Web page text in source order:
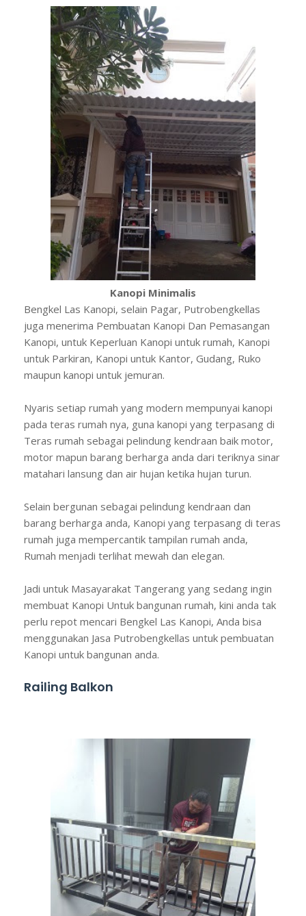
Kanopi Minimalis
Bengkel Las Kanopi, selain Pagar, Putrobengkellas
juga menerima Pembuatan Kanopi Dan Pemasangan
Kanopi, untuk Keperluan Kanopi untuk rumah, Kanopi
untuk Parkiran, Kanopi untuk Kantor, Gudang, Ruko
maupun kanopi untuk jemuran.
Nyaris setiap rumah yang modern mempunyai kanopi
pada teras rumah nya, guna kanopi yang terpasang di
Teras rumah sebagai pelindung kendraan baik motor,
motor mapun barang berharga anda dari teriknya sinar
matahari lansung dan air hujan ketika hujan turun.
Selain bergunan sebagai pelindung kendraan dan
barang berharga anda, Kanopi yang terpasang di teras
rumah juga mempercantik tampilan rumah anda,
Rumah menjadi terlihat mewah dan elegan.
Jadi untuk Masayarakat Tangerang yang sedang ingin
membuat Kanopi Untuk bangunan rumah, kini anda tak
perlu repot mencari Bengkel Las Kanopi, Anda bisa
menggunakan Jasa Putrobengkellas untuk pembuatan
Kanopi untuk bangunan anda.
Railing Balkon